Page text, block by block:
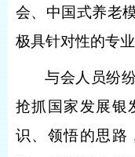
会、中国式养老
极具针对性的专业
与会人员纷
抢抓国家发展银
识、领悟的思路